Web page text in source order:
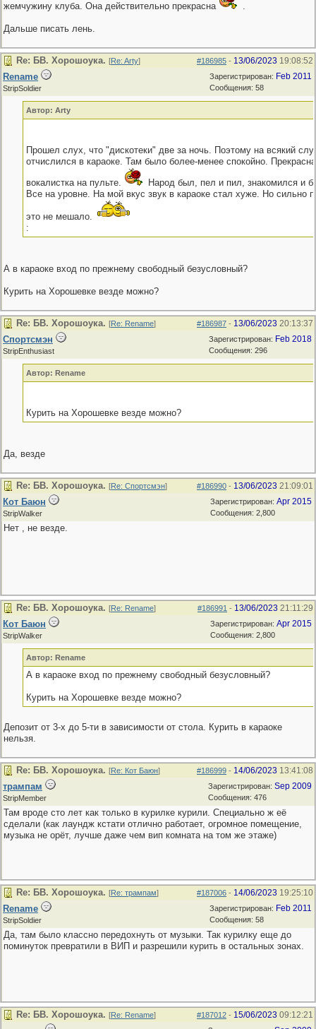
жемчужину клуба. Она действительно прекрасна
.
Дальше писать лень.
#186985 - 13/06/2023 19:08:52
Re: БВ. Хорошоука. [Re: Arty]
Зарегистрирован: Feb 2011
Сообщения: 58
Rename
StripSoldier
Автор: Arty
Прошел слух, что "дискотеки" две за ночь. Поэтому на всякий
отчислился в караоке. Там было более-менее спокойно.
вокалистка на пульте.
Народ был, пел и пил, знакомился и
Все на уровне. На мой вкус звук в караоке стал хуже. Но сильно
это не мешало.
:
А в караоке вход по прежнему свободный безусловный?
Курить на Хорошевке везде можно?
#186987 - 13/06/2023 20:13:37
Re: БВ. Хорошоука. [Re: Rename]
Зарегистрирован: Feb 2018
Сообщения: 296
Спортсмэн
StripEnthusiast
Автор: Rename
Курить на Хорошевке везде можно?
Да, везде
#186990 - 13/06/2023 21:09:01
Re: БВ. Хорошоука. [Re: Спортсмэн]
Зарегистрирован: Apr 2015
Сообщения: 2,800
Кот Баюн
StripWalker
Нет , не везде.
#186991 - 13/06/2023 21:11:29
Re: БВ. Хорошоука. [Re: Rename]
Зарегистрирован: Apr 2015
Сообщения: 2,800
Кот Баюн
StripWalker
Автор: Rename
А в караоке вход по прежнему свободный безусловный?
Курить на Хорошевке везде можно?
Депозит от 3-х до 5-ти в зависимости от стола. Курить в караоке
нельзя.
#186999 - 14/06/2023 13:41:08
Re: БВ. Хорошоука. [Re: Кот Баюн]
Зарегистрирован: Sep 2009
Сообщения: 476
трампам
StripMember
Там вроде сто лет как только в курилке курили. Специально ж её
сделали (как лаундж кстати отлично работает, огромное помещение,
музыка не орёт, лучше даже чем вип комната на том же этаже)
#187006 - 14/06/2023 19:25:10
Re: БВ. Хорошоука. [Re: трампам]
Зарегистрирован: Feb 2011
Сообщения: 58
Rename
StripSoldier
Да, там было классно передохнуть от музыки. Так курилку еще до
поминуток превратили в ВИП и разрешили курить в остальных зонах.
#187012 - 15/06/2023 09:12:21
Re: БВ. Хорошоука. [Re: Rename]